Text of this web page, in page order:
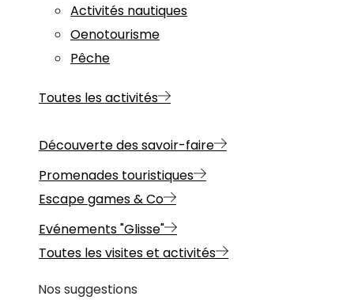
Activités nautiques
Oenotourisme
Pêche
Toutes les activités
Découverte des savoir-faire
Promenades touristiques
Escape games & Co
Evénements "Glisse"
Toutes les visites et activités
Nos suggestions